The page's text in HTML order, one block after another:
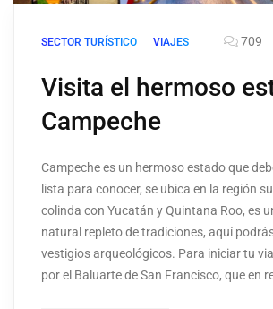
SECTOR TURÍSTICO VIAJES 709
Visita el hermoso
Campeche
Campeche es un hermoso estado que
lista para conocer, se ubica en la región
colinda con Yucatán y Quintana Roo, es
natural repleto de tradiciones, aquí
vestigios arqueológicos. Para iniciar tu
por el Baluarte de San Francisco, que en